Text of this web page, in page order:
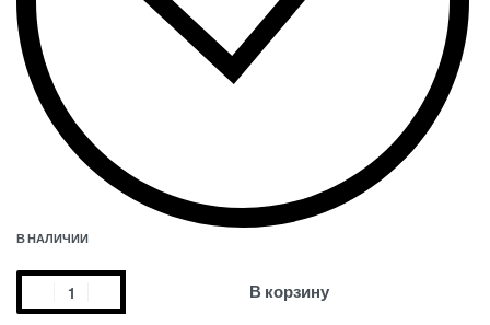
В НАЛИЧИИ
В корзину